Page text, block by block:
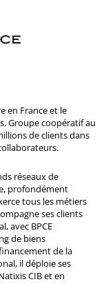
en France et le
Groupe coopératif au
de clients dans
réseaux de
profondément
tous les métiers
ses clients
avec BPCE
de biens
de la
il déploie ses
CIB et en